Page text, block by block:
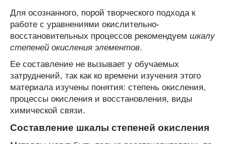
Для осознанного, порой творческого подхода к
работе с уравнениями окислительно-
восстановительных процессов рекомендуем шкалу
степеней окисления элементов.
Ее составление не вызывает у обучаемых
затруднений, так как ко времени изучения этого
материала изучены понятия: степень окисления,
процессы окисления и восстановления, виды
химической связи.
Составление шкалы степеней окисления